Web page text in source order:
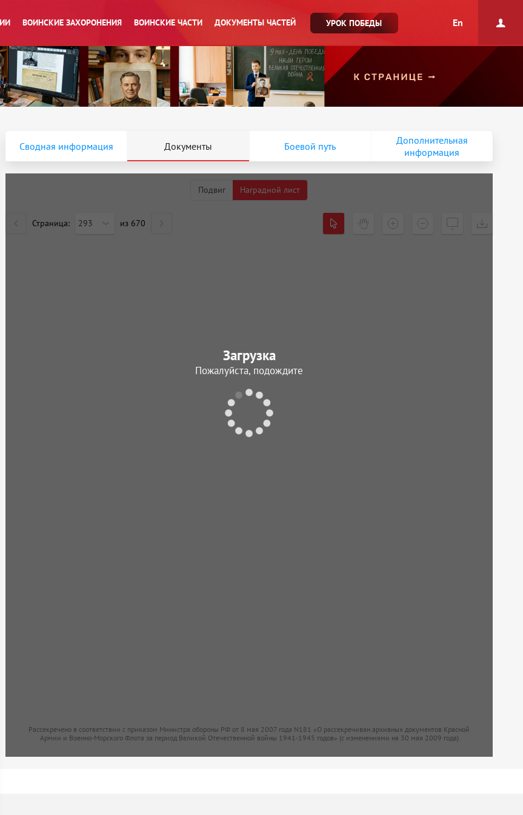
ВОИНСКИЕ ЗАХОРОНЕНИЯ ВОИНСКИЕ ЧАСТИ ДОКУМЕНТЫ ЧАСТЕЙ УРОК ПОБЕДЫ En
Сводная информация Документы Боевой путь
Дополнительная
информация
Подвиг Наградной лист
Страница: 293 из 670
Рассекречено в соответствии с приказом Министра обороны РФ от 8 мая 2007 года N181 «О рассекречиван архивных документов Красной
Армии и Военно-Морского Флота за период Великой Отечественной войны 1941-1945 годов» (с изменениями на 30 мая 2009 года)
Загрузка
Пожалуйста, подождите